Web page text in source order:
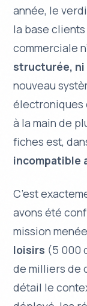
année, le
la base
commerciale
structurée, ni
nouveau
électroniques
à la main de
fiches est,
incompatible
C’est
avons été
mission
loisirs (5 000
de milliers de
détail le